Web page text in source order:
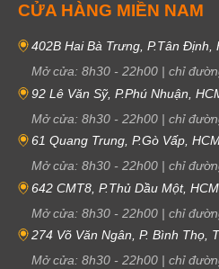
CỬA HÀNG MIỀN NAM
402B Hai Bà Trưng, P.Tân Định,
Mở cửa: 8h30 - 22h00 | chỉ
92 Lê Văn Sỹ, P.Phú Nhuận,
Mở cửa: 8h30 - 22h00 | chỉ
61 Quang Trung, P.Gò Vấp,
Mở cửa: 8h30 - 22h00 | chỉ
642 CMT8, P.Thủ Dầu Một,
Mở cửa: 8h30 - 22h00 | chỉ
274 Võ Văn Ngân, P. Bình Thọ,
Mở cửa: 8h30 - 22h00 | chỉ